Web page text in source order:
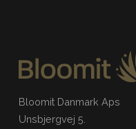
Bloomit Danmark Aps
Unsbjergvej 5.